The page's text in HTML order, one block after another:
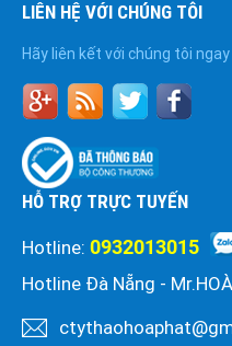
LIÊN HỆ VỚI CHÚNG TÔI
Hãy liên kết với chúng tôi ngay
HỖ TRỢ TRỰC TUYẾN
Hotline: 0932013015
Hotline Đà Nẵng -